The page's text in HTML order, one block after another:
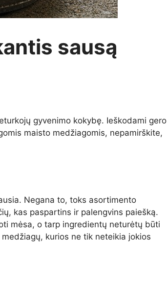
sausą
gyvenimo kokybę. Ieškodami gero
maisto medžiagomis, nepamirškite,
Negana to, toks asortimento
kas paspartins ir palengvins paiešką.
mėsa, o tarp ingredientų neturėtų būti
kurios ne tik neteikia jokios